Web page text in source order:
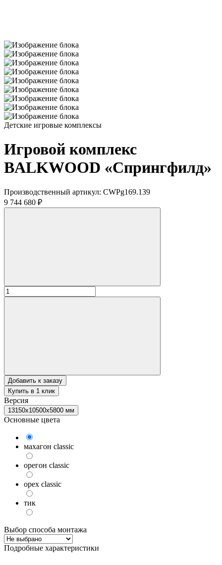
Детские игровые комплексы
Игровой комплекс
BALKWOOD «Спрингфилд»
Производственный артикул: CWPg169.139
9 744 680 ₽
Добавить к заказу
Купить в 1 клик
Версия
13150х10500х5800 мм
Основные цвета
махагон classic
орегон classic
орех classic
тик
Выбор способа монтажа
Подробные характеристики